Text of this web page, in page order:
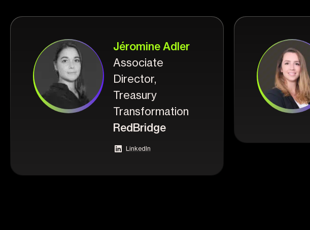
Jéromine Adler
Associate
Director,
Treasury
Transformation
RedBridge
LinkedIn